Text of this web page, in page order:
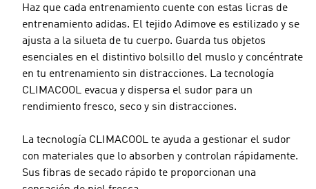
Haz que cada entrenamiento cuente con estas licras de
entrenamiento adidas. El tejido Adimove es estilizado y se
ajusta a la silueta de tu cuerpo. Guarda tus objetos
esenciales en el distintivo bolsillo del muslo y concéntrate
en tu entrenamiento sin distracciones. La tecnología
CLIMACOOL evacua y dispersa el sudor para un
rendimiento fresco, seco y sin distracciones.
La tecnología CLIMACOOL te ayuda a gestionar el sudor
con materiales que lo absorben y controlan rápidamente.
Sus fibras de secado rápido te proporcionan una